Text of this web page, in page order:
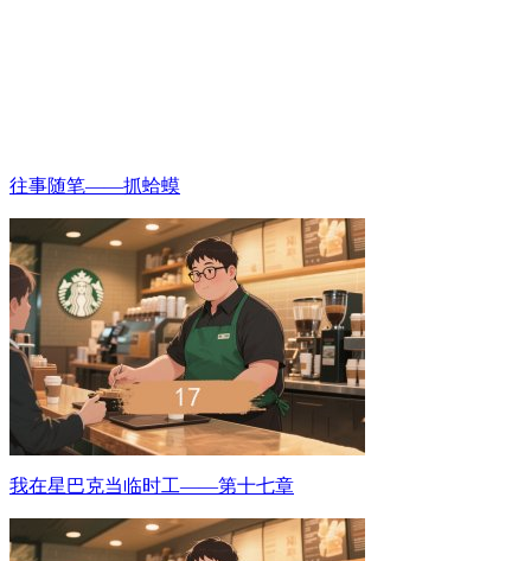
往事随笔——抓蛤蟆
我在星巴克当临时工——第十七章